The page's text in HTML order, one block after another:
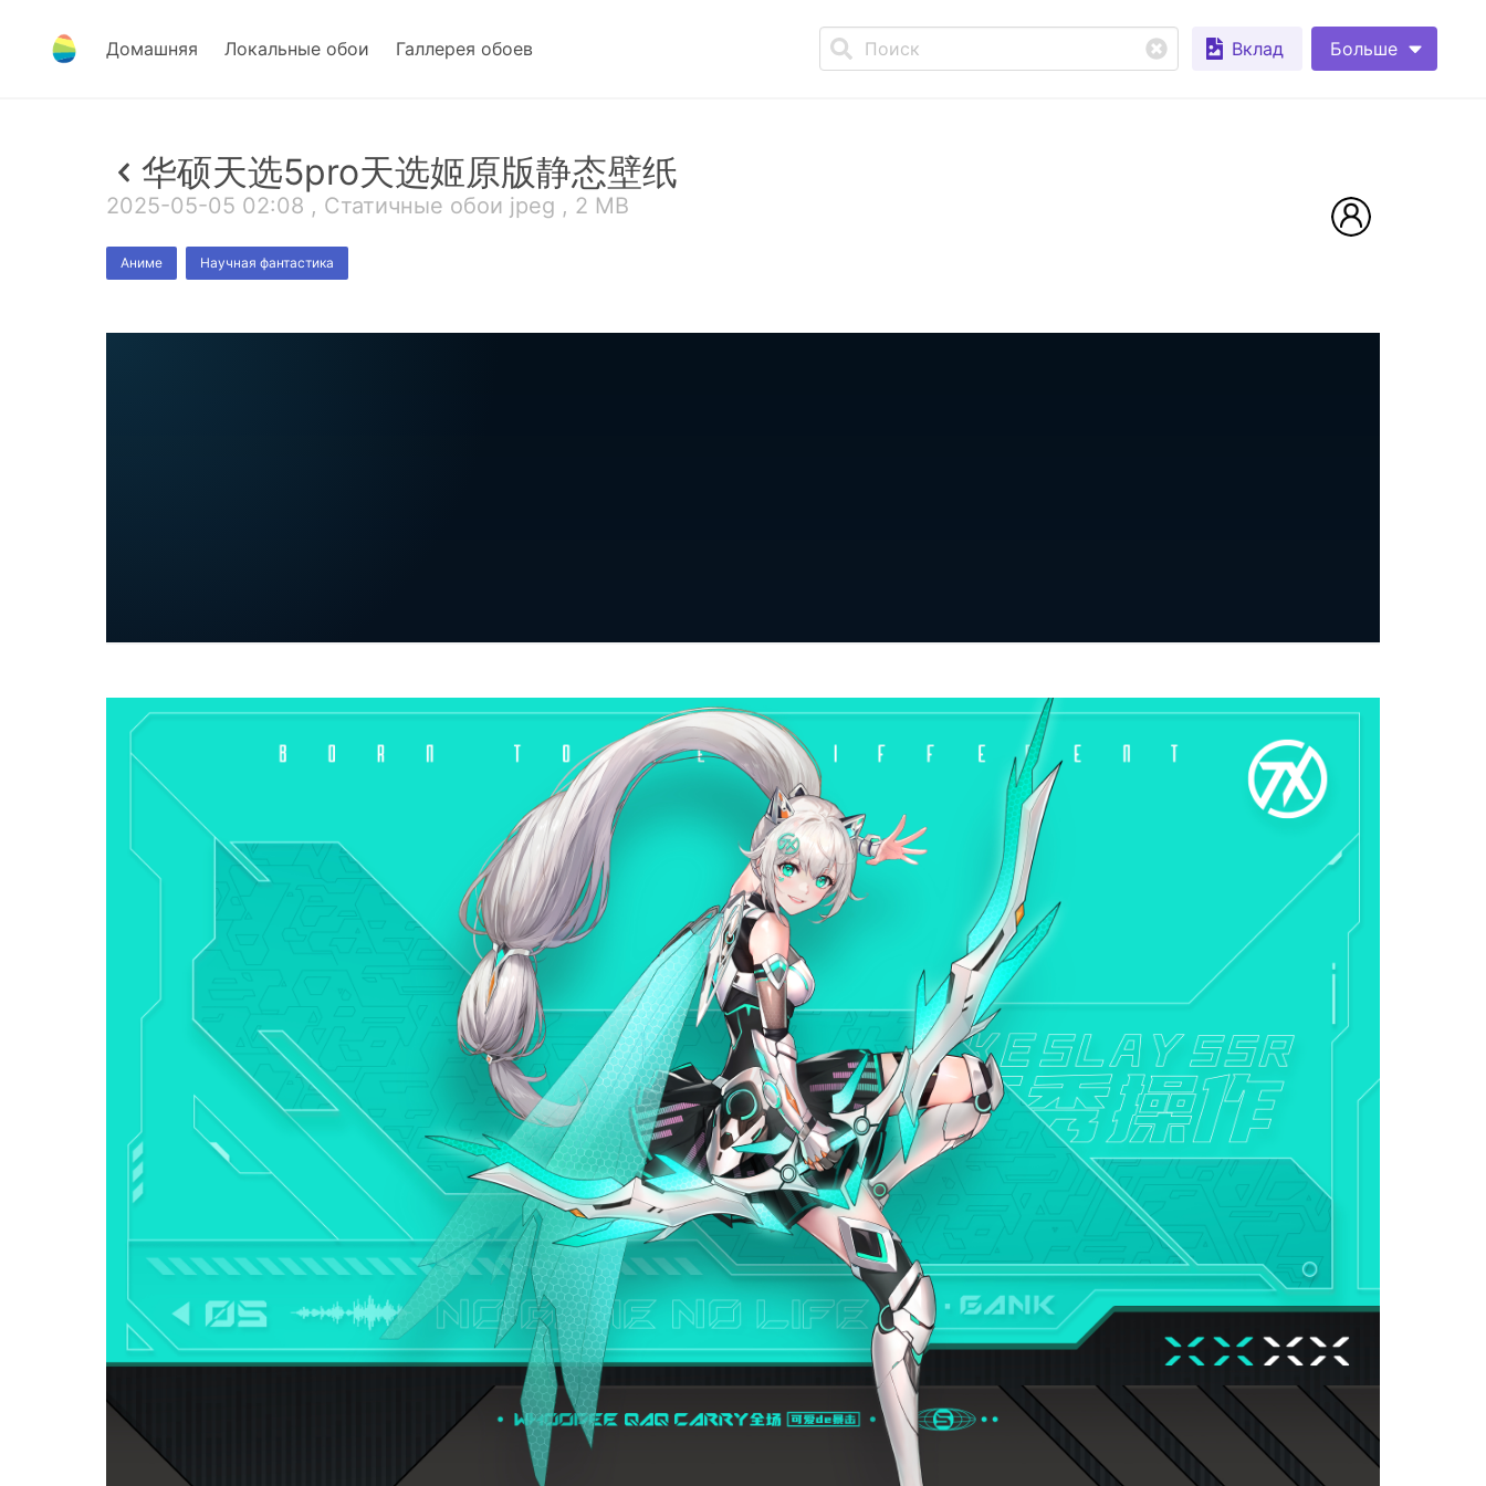
Домашняя Локальные обои Галлерея обоев Вклад Больше
华硕天选5pro天选姬原版静态壁纸
2025-05-05 02:08 , Статичные обои jpeg , 2 MB
Аниме Научная фантастика